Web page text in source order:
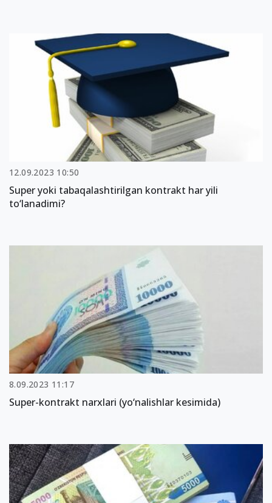
12.09.2023 10:50
Super yoki tabaqalashtirilgan kontrakt har yili
to‘lanadimi?
8.09.2023 11:17
Super-kontrakt narxlari (yo‘nalishlar kesimida)